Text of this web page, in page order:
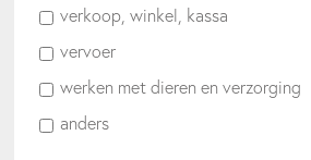
verkoop, winkel, kassa
vervoer
werken met dieren en verzorging
anders